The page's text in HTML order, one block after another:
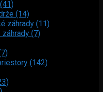
(14)
záhrady (11)
(7)
(142)